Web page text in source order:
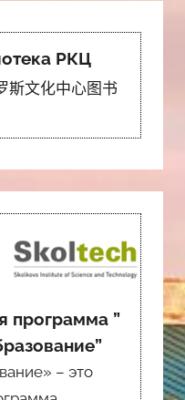
РКЦ
斯文化中心图书
программа ”
– это